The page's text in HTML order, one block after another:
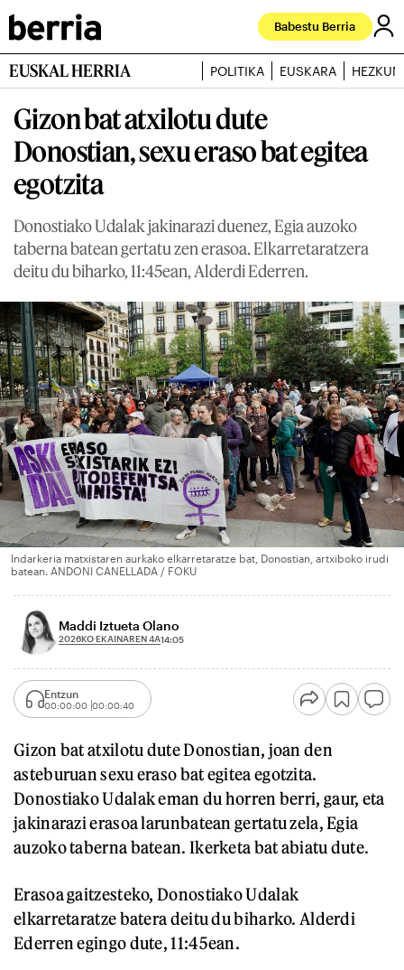
Babestu Berria
EUSKAL HERRIA POLITIKA EUSKARA
Gizon bat atxilotu dute
Donostian, sexu eraso bat egitea
egotzita
Donostiako Udalak jakinarazi duenez, Egia auzoko
taberna batean gertatu zen erasoa. Elkarretaratzera
deitu du biharko, 11:45ean, Alderdi Ederren.
Indarkeria matxistaren aurkako elkarretaratze bat, Donostian, artxiboko irudi
batean. ANDONI CANELLADA / FOKU
Maddi Iztueta Olano
2026KO EKAINAREN 4A14:05
Entzun
00:00:00 00:00:40
Gizon bat atxilotu dute Donostian, joan den
asteburuan sexu eraso bat egitea egotzita.
Donostiako Udalak eman du horren berri, gaur, eta
jakinarazi erasoa larunbatean gertatu zela, Egia
auzoko taberna batean. Ikerketa bat abiatu dute.
Erasoa gaitzesteko, Donostiako Udalak
elkarretaratze batera deitu du biharko. Alderdi
Ederren egingo dute, 11:45ean.